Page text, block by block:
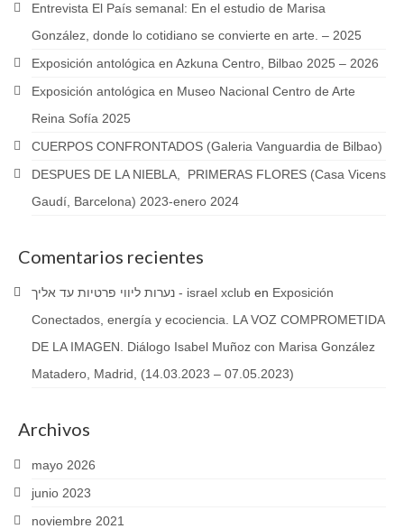
Entrevista El País semanal: En el estudio de Marisa
González, donde lo cotidiano se convierte en arte. – 2025
Exposición antológica en Azkuna Centro, Bilbao 2025 – 2026
Exposición antológica en Museo Nacional Centro de Arte
Reina Sofía 2025
CUERPOS CONFRONTADOS (Galeria Vanguardia de Bilbao)
DESPUES DE LA NIEBLA, PRIMERAS FLORES (Casa Vicens
Gaudí, Barcelona) 2023-enero 2024
Comentarios recientes
נערות ליווי פרטיות עד אליך - israel xclub en Exposición
Conectados, energía y ecociencia. LA VOZ COMPROMETIDA
DE LA IMAGEN. Diálogo Isabel Muñoz con Marisa González
Matadero, Madrid, (14.03.2023 – 07.05.2023)
Archivos
mayo 2026
junio 2023
noviembre 2021